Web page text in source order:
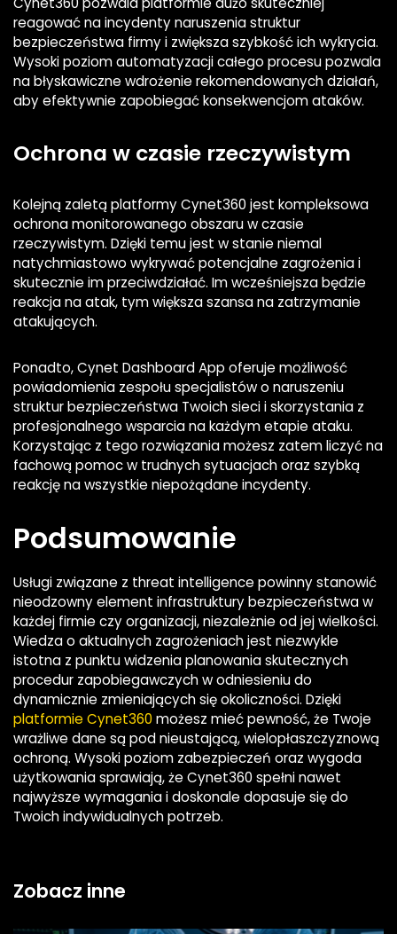
reagować na incydenty naruszenia struktur
bezpieczeństwa firmy i zwiększa szybkość ich wykrycia.
Wysoki poziom automatyzacji całego procesu pozwala
na błyskawiczne wdrożenie rekomendowanych działań,
aby efektywnie zapobiegać konsekwencjom ataków.
Ochrona w czasie rzeczywistym
Kolejną zaletą platformy Cynet360 jest kompleksowa
ochrona monitorowanego obszaru w czasie
rzeczywistym. Dzięki temu jest w stanie niemal
natychmiastowo wykrywać potencjalne zagrożenia i
skutecznie im przeciwdziałać. Im wcześniejsza będzie
reakcja na atak, tym większa szansa na zatrzymanie
atakujących.
Ponadto, Cynet Dashboard App oferuje możliwość
powiadomienia zespołu specjalistów o naruszeniu
struktur bezpieczeństwa Twoich sieci i skorzystania z
profesjonalnego wsparcia na każdym etapie ataku.
Korzystając z tego rozwiązania możesz zatem liczyć na
fachową pomoc w trudnych sytuacjach oraz szybką
reakcję na wszystkie niepożądane incydenty.
Podsumowanie
Usługi związane z threat intelligence powinny stanowić
nieodzowny element infrastruktury bezpieczeństwa w
każdej firmie czy organizacji, niezależnie od jej wielkości.
Wiedza o aktualnych zagrożeniach jest niezwykle
istotna z punktu widzenia planowania skutecznych
procedur zapobiegawczych w odniesieniu do
dynamicznie zmieniających się okoliczności. Dzięki
platformie Cynet360 możesz mieć pewność, że Twoje
wrażliwe dane są pod nieustającą, wielopłaszczyznową
ochroną. Wysoki poziom zabezpieczeń oraz wygoda
użytkowania sprawiają, że Cynet360 spełni nawet
najwyższe wymagania i doskonale dopasuje się do
Twoich indywidualnych potrzeb.
Zobacz inne